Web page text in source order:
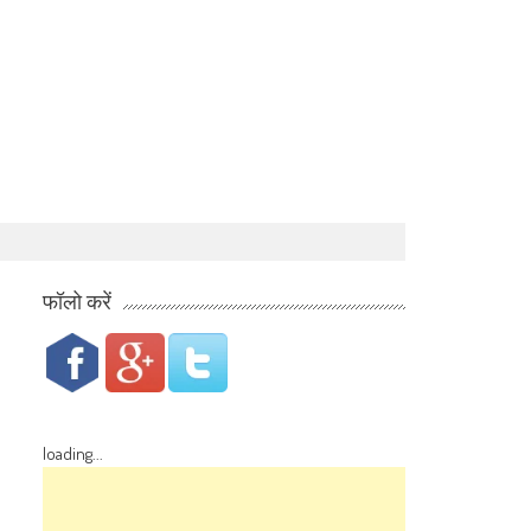
फॉलो करें
loading...